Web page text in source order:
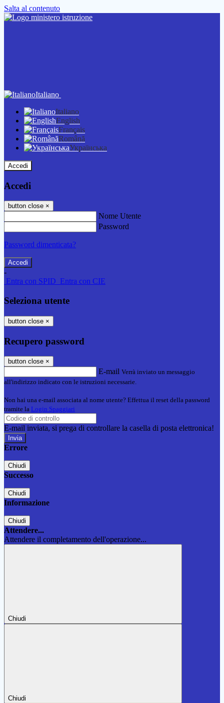
Salta al contenuto
Italiano
Italiano
English
Français
Română
Українська
Accedi
Accedi
button close ×
Nome Utente
Password
Password dimenticata?
-
Entra con SPID Entra con CIE
Seleziona utente
button close ×
Recupero password
button close ×
E-mail Verrà inviato un messaggio
all'indirizzo indicato con le istruzioni necessarie.
Non hai una e-mail associata al nome utente? Effettua il reset della password
tramite la Login Spaggiari
E-mail inviata, si prega di controllare la casella di posta elettronica!
Errore
Chiudi
Successo
Chiudi
Informazione
Chiudi
Attendere...
Attendere il completamento dell'operazione...
Chiudi
Chiudi